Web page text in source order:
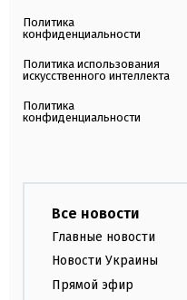
Политика
конфиденциальности
Политика использования
искусственного интеллекта
Политика
конфиденциальности
Все новости
Главные новости
Новости Украины
Прямой эфир